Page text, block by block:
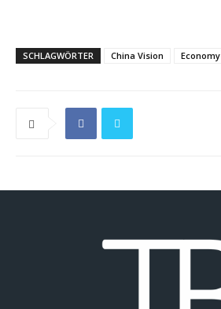
SCHLAGWÖRTER China Vision Economy